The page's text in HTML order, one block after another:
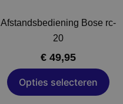
Afstandsbediening Bose rc-
20
€49,95
Opties selecteren
productpagina